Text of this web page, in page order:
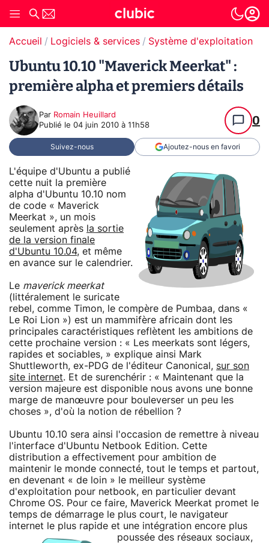
Accueil Logiciels & services Système d'exploitation
Ubuntu 10.10 "Maverick Meerkat" :
première alpha et premiers détails
Par Romain Heuillard
Publié le 04 juin 2010 à 11h58 0
Suivez-nous Ajoutez-nous en favori
L'équipe d'Ubuntu a publié
cette nuit la première
alpha d'Ubuntu 10.10 nom
de code « Maverick
Meerkat », un mois
seulement après la sortie
de la version finale
d'Ubuntu 10.04, et même
en avance sur le calendrier.
Le maverick meerkat
(littéralement le suricate
rebel, comme Timon, le compère de Pumbaa, dans «
Le Roi Lion ») est un mammifère africain dont les
principales caractéristiques reflètent les ambitions de
cette prochaine version : « Les meerkats sont légers,
rapides et sociables, » explique ainsi Mark
Shuttleworth, ex-PDG de l'éditeur Canonical, sur son
site internet. Et de surenchérir : « Maintenant que la
version majeure est disponible nous avons une bonne
marge de manœuvre pour bouleverser un peu les
choses », d'où la notion de rébellion ?
Ubuntu 10.10 sera ainsi l'occasion de remettre à niveau
l'interface d'Ubuntu Netbook Edition. Cette
distribution a effectivement pour ambition de
maintenir le monde connecté, tout le temps et partout,
en devenant « de loin » le meilleur système
d'exploitation pour netbook, en particulier devant
Chrome OS. Pour ce faire, Maverick Meerkat promet le
temps de démarrage le plus court, le navigateur
internet le plus rapide et une intégration encore plus
poussée des réseaux sociaux,